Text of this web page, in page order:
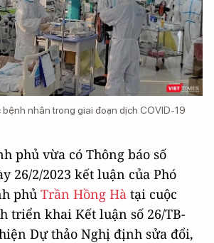
nhân trong giai đoạn dịch COVID-19
phủ vừa có Thông báo số
26/2/2023 kết luận của Phó
phủ Trần Hồng Hà tại cuộc
triển khai Kết luận số 26/TB-
Dự thảo Nghị định sửa đổi,